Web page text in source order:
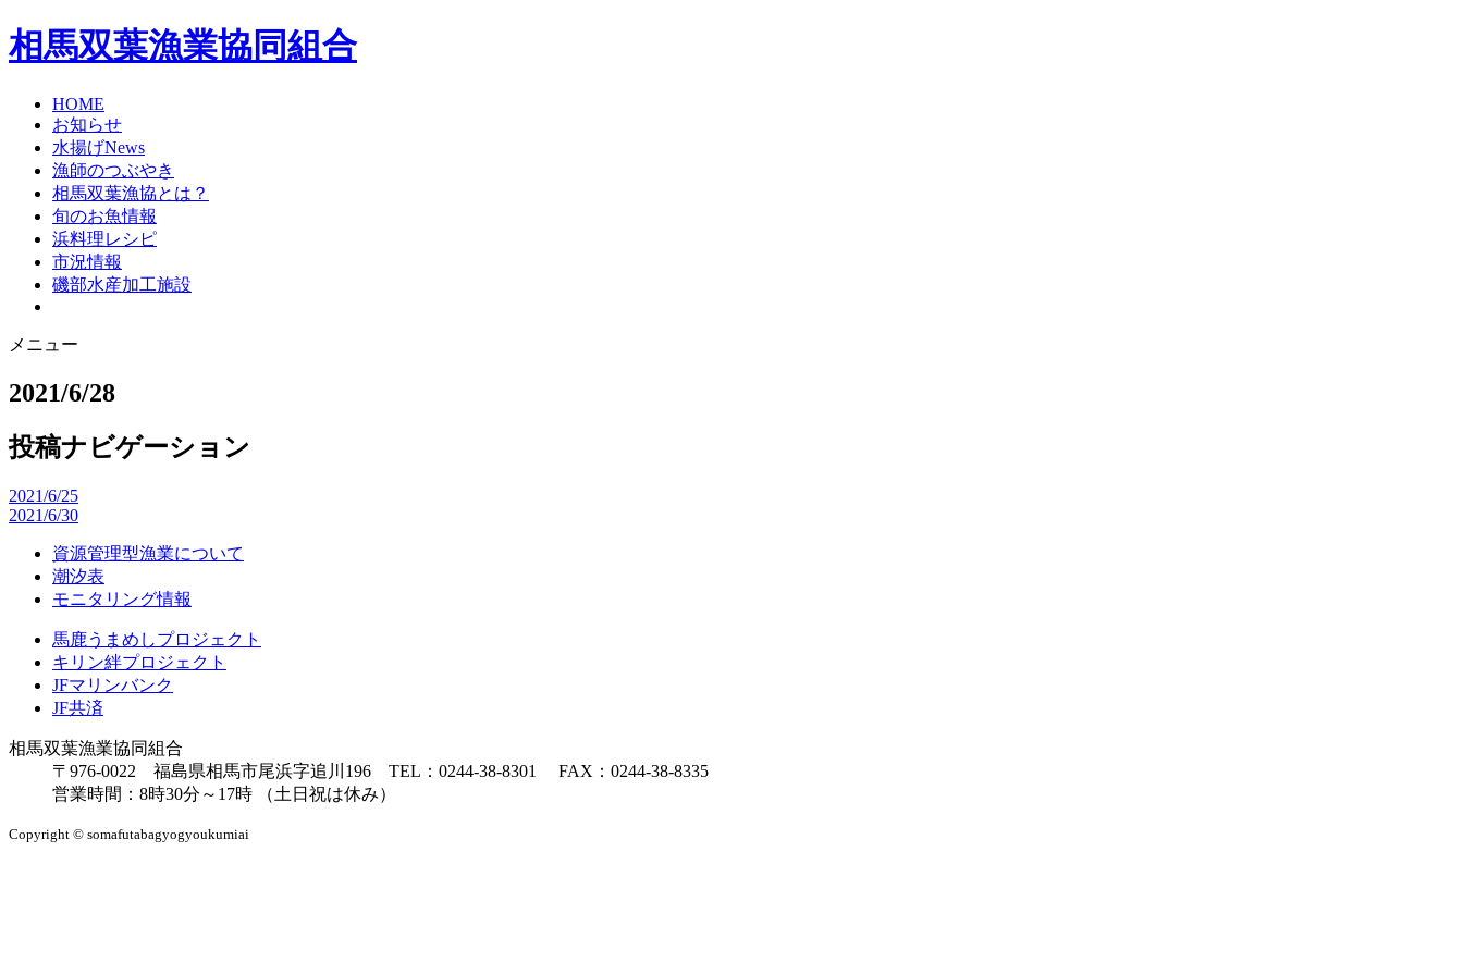
相馬双葉漁業協同組合
HOME
お知らせ
水揚げNews
漁師のつぶやき
相馬双葉漁協とは？
旬のお魚情報
浜料理レシピ
市況情報
磯部水産加工施設
メニュー
2021/6/28
投稿ナビゲーション
2021/6/25
2021/6/30
資源管理型漁業について
潮汐表
モニタリング情報
馬鹿うまめしプロジェクト
キリン絆プロジェクト
JFマリンバンク
JF共済
相馬双葉漁業協同組合
〒976-0022 福島県相馬市尾浜字追川196 TEL：0244-38-8301 FAX：0244-38-8335
営業時間：8時30分～17時 （土日祝は休み）
Copyright © somafutabagyogyoukumiai